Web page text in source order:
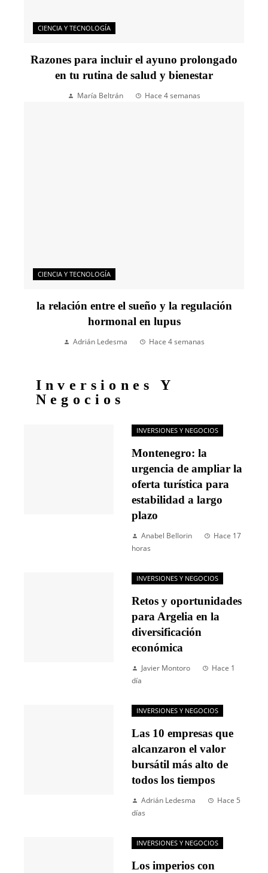
CIENCIA Y TECNOLOGÍA
Razones para incluir el ayuno prolongado
en tu rutina de salud y bienestar
María Beltrán Hace 4 semanas
CIENCIA Y TECNOLOGÍA
la relación entre el sueño y la regulación
hormonal en lupus
Adrián Ledesma Hace 4 semanas
Inversiones Y
Negocios
INVERSIONES Y NEGOCIOS
Montenegro: la
urgencia de ampliar la
oferta turística para
estabilidad a largo
plazo
Anabel Bellorin
Hace 17
horas
INVERSIONES Y NEGOCIOS
Retos y oportunidades
para Argelia en la
diversificación
económica
Javier Montoro
Hace 1
día
INVERSIONES Y NEGOCIOS
Las 10 empresas que
alcanzaron el valor
bursátil más alto de
todos los tiempos
Adrián Ledesma
Hace 5
días
INVERSIONES Y NEGOCIOS
Los imperios con